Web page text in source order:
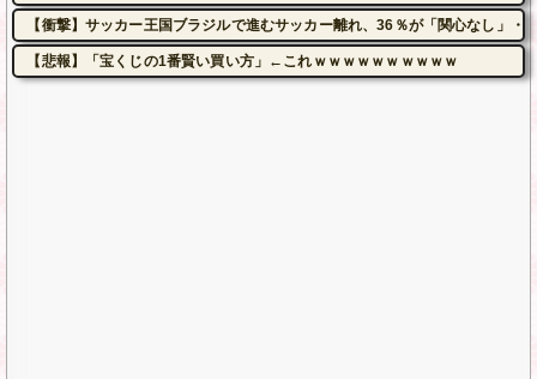
【衝撃】サッカー王国ブラジルで進むサッカー離れ、36％が「関心なし」・
【悲報】「宝くじの1番賢い買い方」←これｗｗｗｗｗｗｗｗｗｗ